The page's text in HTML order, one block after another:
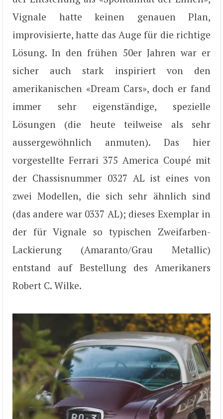
Vignale hatte keinen genauen Plan,
improvisierte, hatte das Auge für die richtige
Lösung. In den frühen 50er Jahren war er
sicher auch stark inspiriert von den
amerikanischen «Dream Cars», doch er fand
immer sehr eigenständige, spezielle
Lösungen (die heute teilweise als sehr
aussergewöhnlich anmuten). Das hier
vorgestellte Ferrari 375 America Coupé mit
der Chassisnummer 0327 AL ist eines von
zwei Modellen, die sich sehr ähnlich sind
(das andere war 0337 AL); dieses Exemplar in
der für Vignale so typischen Zweifarben-
Lackierung (Amaranto/Grau Metallic)
entstand auf Bestellung des Amerikaners
Robert C. Wilke.